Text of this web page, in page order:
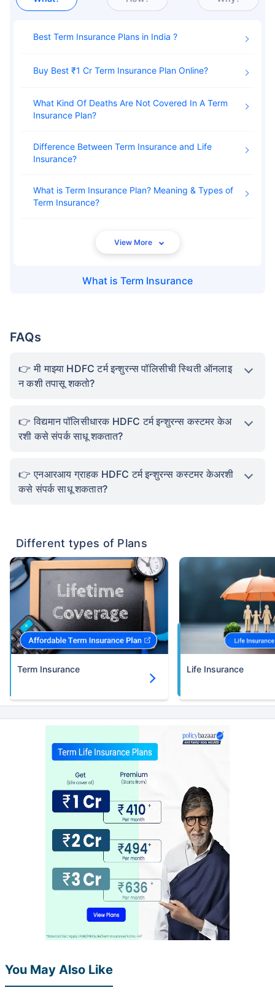
What is Term Insurance
Best Term Insurance Plans in India
Buy Best ₹1 Cr Term Insurance Plan Online
What Kind Of Deaths Are Not Covered In A Term
Insurance Plan
Difference Between Term Insurance and Life
Insurance
What is Term Insurance Plan? Meaning & Types of
Term Insurance
FAQs
मी माझ्या HDFC टर्म इन्शुरन्स पॉलिसीची स्थिती ऑनलाइ
न कशी तपासू शकतो?
विद्यमान पॉलिसीधारक HDFC टर्म इन्शुरन्स कस्टमर केअ
रशी कसे संपर्क साधू शकतात?
एनआरआय ग्राहक HDFC टर्म इन्शुरन्स कस्टमर केअरशी
कसे संपर्क साधू शकतात?
Different types of Plans
Term Insurance Life Insurance
You May Also Like
₹ 1,376/महिना*
*₹434 प्रति महिना, 1 कोटीच्या टर्म लाइफ विम्यासाठी सुरुवातीची किंमत आहे — धूम्रपान न करणाऱ्या, कोणतेही पूर्व-विद्यमान
आजार नसलेल्या व्यक्तीसाठी, 36 वर्षे वयापर्यंत कव्हर। *₹630 प्रति महिना, 1 कोटीच्या टर्म लाइफ विम्यासाठी सुरुवातीची किंमत